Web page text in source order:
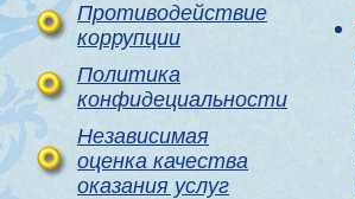
Противодействие
коррупции
Политика
конфидециальности
Независимая
оценка качества
оказания услуг